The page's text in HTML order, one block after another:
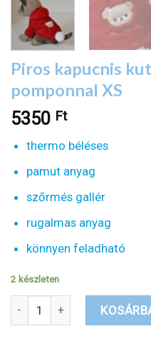
Piros kapucnis
pomponnal XS
5350 Ft
thermo béléses
pamut anyag
szőrmés gallér
rugalmas anyag
könnyen feladható
2 készleten
Piros kapucnis kutyaruha